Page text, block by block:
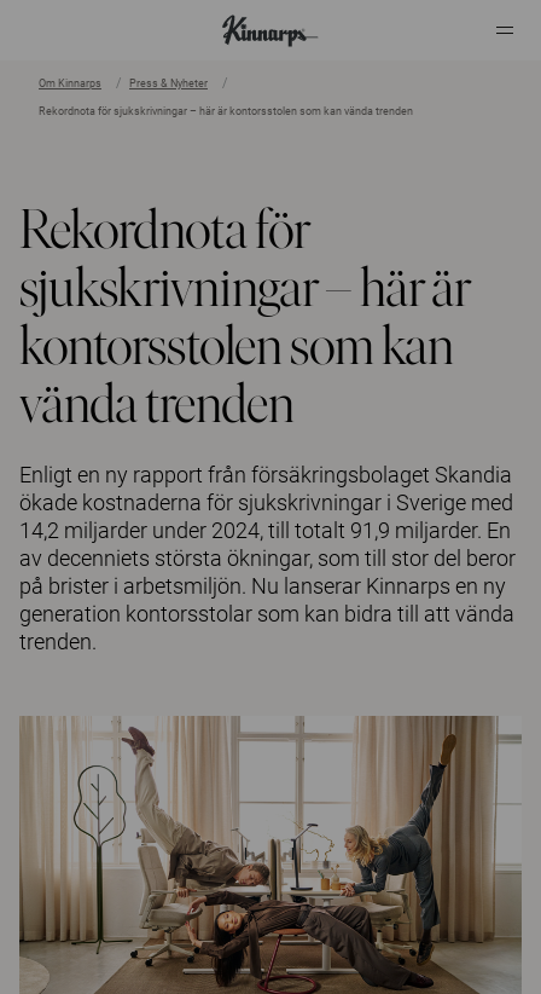
Om Kinnarps Press & Nyheter
Rekordnota för sjukskrivningar – här är kontorsstolen som kan vända trenden
Rekordnota för
sjukskrivningar – här är
kontorsstolen som kan
vända trenden
Enligt en ny rapport från försäkringsbolaget Skandia
ökade kostnaderna för sjukskrivningar i Sverige med
14,2 miljarder under 2024, till totalt 91,9 miljarder. En
av decenniets största ökningar, som till stor del beror
på brister i arbetsmiljön. Nu lanserar Kinnarps en ny
generation kontorsstolar som kan bidra till att vända
trenden.